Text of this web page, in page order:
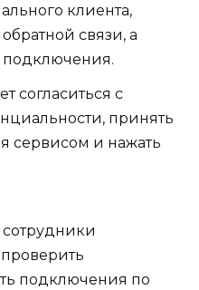
клиента,
связи, а
согласиться с
принять
сервисом и нажать
сотрудники
подключения по